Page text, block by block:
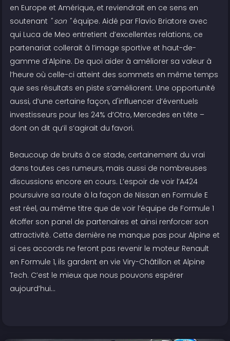
en Europe et Amérique, et reviendrait en ce sens en
soutenant " son "équipe. Aidé par Flavio Briatore avec
qui Luca de Meo entretient d’excellentes relations, ce
partenariat collerait à l’image sportive et haut-de-
gamme d’Alpine. De quoi aider à améliorer sa valeur à
l’heure où celle-ci atteint des sommets en même temps
que ses résultats en piste s’améliorent. Une opportunité
aussi, d’une certaine façon, d'influencer d’éventuels
investisseurs pour les 24% d’Otro, Mercedes en tête –
dont on dit qu’il s’agirait du favori.
Beaucoup de bruits à ce stade, certainement du vrai
dans toutes ces rumeurs, mais aussi de nombreuses
discussions encore en cours. L’espoir de voir l’A424
poursuivre sa route à la façon de Nissan en Formule E
est réel, au même titre que de voir l’équipe de Formule 1
étoffer son panel de partenaires et ainsi renforcer son
attractivité. Cette dernière ne manque pas pour Alpine et
si ces accords ne feront pas revenir le moteur Renault
en Formule 1, ils gardent en vie Viry-Châtillon et Alpine
Tech. C’est le mieux que nous pouvons espérer
aujourd’hui…